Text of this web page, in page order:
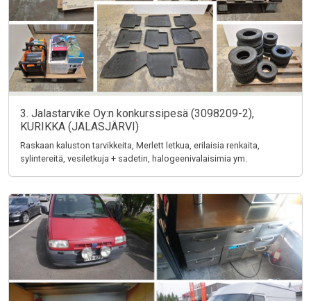
3. Jalastarvike Oy:n konkurssipesä (3098209-2),
KURIKKA (JALASJÄRVI)
Raskaan kaluston tarvikkeita, Merlett letkua, erilaisia renkaita,
sylintereitä, vesiletkuja + sadetin, halogeenivalaisimia ym.